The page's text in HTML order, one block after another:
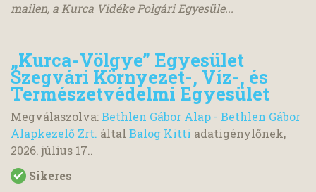
mailen, a Kurca Vidéke Polgári Egyesüle...
„Kurca-Völgye” Egyesület
Szegvári Környezet-, Víz-, és
Természetvédelmi Egyesület
Megválaszolva:Bethlen Gábor Alap - Bethlen Gábor
Alapkezelő Zrt. által Balog Kitti adatigénylőnek,
2026. július 17..
Sikeres